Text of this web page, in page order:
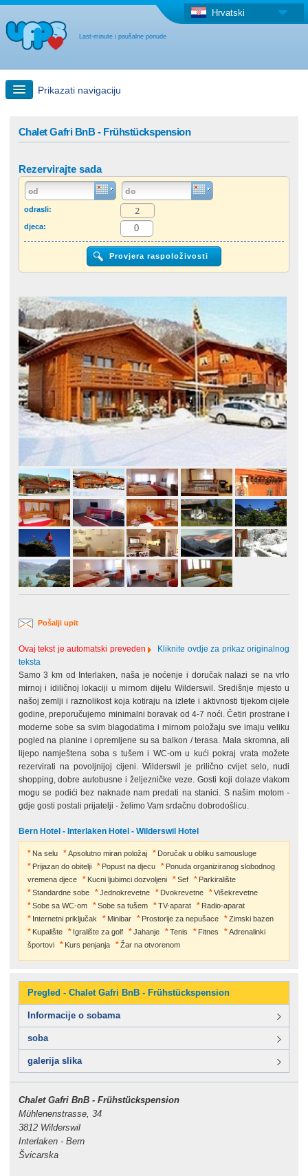
Last-minute i paušalne ponude
Hrvatski
Prikazati navigaciju
"Last Minute"ponuda + Paušalna ponuda
Druga država
Chalet Gafri BnB - Frühstückspension
Rezervirajte sada
odrasli:
djeca:
Pošalji upit
Ovaj tekst je automatski preveden
Kliknite ovdje za prikaz originalnog
teksta
Samo 3 km od Interlaken, naša je noćenje i doručak nalazi se na vrlo
mirnoj i idiličnoj lokaciji u mirnom dijelu Wilderswil. Središnje mjesto u
našoj zemlji i raznolikost koja kotiraju na izlete i aktivnosti tijekom cijele
godine, preporučujemo minimalni boravak od 4-7 noći. Četiri prostrane i
moderne sobe sa svim blagodatima i mirnom položaju sve imaju veliku
pogled na planine i opremljene su sa balkon / terasa. Mala skromna, ali
lijepo namještena soba s tušem i WC-om u kući pokraj vrata možete
rezervirati na povoljnijoj cijeni. Wilderswil je prilično cvijet selo, nudi
shopping, dobre autobusne i željezničke veze. Gosti koji dolaze vlakom
mogu se podići bez naknade nam predati na stanici. S našim motom -
gdje gosti postali prijatelji - želimo Vam srdačnu dobrodošlicu.
Bern Hotel - Interlaken Hotel - Wilderswil Hotel
Na selu Apsolutno miran položaj
Doručak u obliku samousluge
Prijazan do obitelji
Popust na djecu
Ponuda organiziranog slobodnog
vremena djece
Kucni ljubimci dozvoljeni Sef
Parkiralište
Standardne sobe
Jednokrevetne Dvokrevetne
Višekrevetne
Sobe sa WC-om
Sobe sa tušem TV-aparat
Radio-aparat
Internetni priključak
Minibar Prostorije za nepušace
Zimski bazen
Kupalište
Igralište za golf Jahanje Tenis Fitnes
Adrenalinki
športovi
Kurs penjanja Žar na otvorenom
Pregled - Chalet Gafri BnB - Frühstückspension
Informacije o sobama
soba
galerija slika
Chalet Gafri BnB - Frühstückspension
Mühlenenstrasse, 34
3812 Wilderswil
Interlaken - Bern
Švicarska